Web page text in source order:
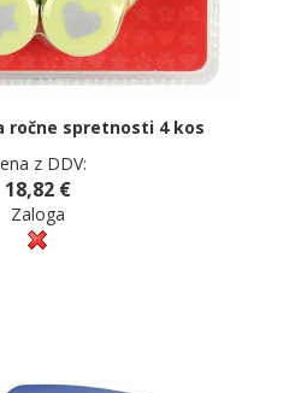
ročne spretnosti 4 kos
z DDV:
18,82 €
Zaloga